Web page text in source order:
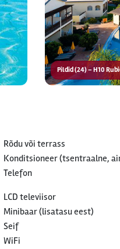
Pildid (24) – H10
Rõdu või terrass
Konditsioneer (tsentraalne,
Telefon
LCD televiisor
Minibaar (lisatasu eest)
Seif
WiFi